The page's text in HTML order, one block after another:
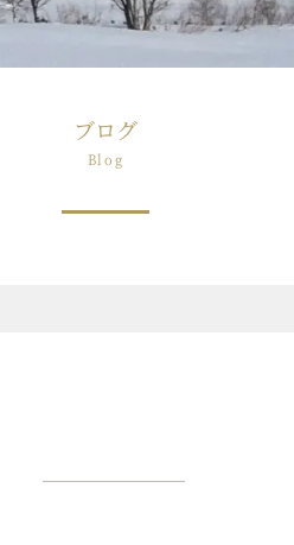
ブログ
Blog